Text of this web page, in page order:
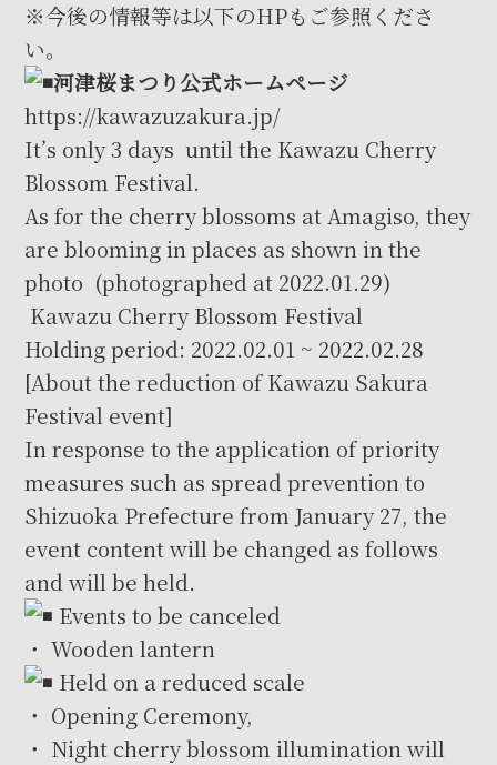
※今後の情報等は以下のHPもご参照くださ
い。
河津桜まつり公式ホームページ
https://kawazuzakura.jp/
It’s only 3 days until the Kawazu Cherry
Blossom Festival.
As for the cherry blossoms at Amagiso, they
are blooming in places as shown in the
photo (photographed at 2022.01.29)
Kawazu Cherry Blossom Festival
Holding period: 2022.02.01 ~ 2022.02.28
[About the reduction of Kawazu Sakura
Festival event]
In response to the application of priority
measures such as spread prevention to
Shizuoka Prefecture from January 27, the
event content will be changed as follows
and will be held.
Events to be canceled
・ Wooden lantern
Held on a reduced scale
・ Opening Ceremony,
・ Night cherry blossom illumination will